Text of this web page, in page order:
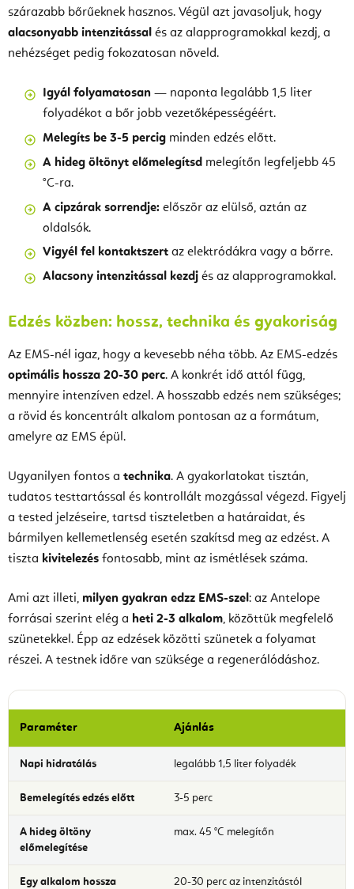
szárazabb bőrűeknek hasznos. Végül azt javasoljuk, hogy
alacsonyabb intenzitással és az alapprogramokkal kezdj, a
nehézséget pedig fokozatosan növeld.
Igyál folyamatosan — naponta legalább 1,5 liter
folyadékot a bőr jobb vezetőképességéért.
Melegíts be 3-5 percig minden edzés előtt.
A hideg öltönyt előmelegítsd melegítőn legfeljebb 45
°C-ra.
A cipzárak sorrendje: először az elülső, aztán az
oldalsók.
Vigyél fel kontaktszert az elektródákra vagy a bőrre.
Alacsony intenzitással kezdj és az alapprogramokkal.
Edzés közben: hossz, technika és gyakoriság
Az EMS-nél igaz, hogy a kevesebb néha több. Az EMS-edzés
optimális hossza 20-30 perc. A konkrét idő attól függ,
mennyire intenzíven edzel. A hosszabb edzés nem szükséges;
a rövid és koncentrált alkalom pontosan az a formátum,
amelyre az EMS épül.
Ugyanilyen fontos a technika. A gyakorlatokat tisztán,
tudatos testtartással és kontrollált mozgással végezd. Figyelj
a tested jelzéseire, tartsd tiszteletben a határaidat, és
bármilyen kellemetlenség esetén szakítsd meg az edzést. A
tiszta kivitelezés fontosabb, mint az ismétlések száma.
Ami azt illeti, milyen gyakran edzz EMS-szel: az Antelope
forrásai szerint elég a heti 2-3 alkalom, közöttük megfelelő
szünetekkel. Épp az edzések közötti szünetek a folyamat
részei. A testnek időre van szüksége a regenerálódáshoz.
Paraméter Ajánlás
Napi hidratálás legalább 1,5 liter folyadék
Bemelegítés edzés előtt 3-5 perc
A hideg öltöny
előmelegítése
max. 45 °C melegítőn
Egy alkalom hossza
20-30 perc az intenzitástól